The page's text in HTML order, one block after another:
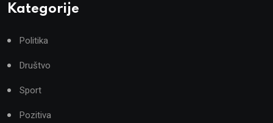
Kategorije
Politika
Društvo
Sport
Pozitiva